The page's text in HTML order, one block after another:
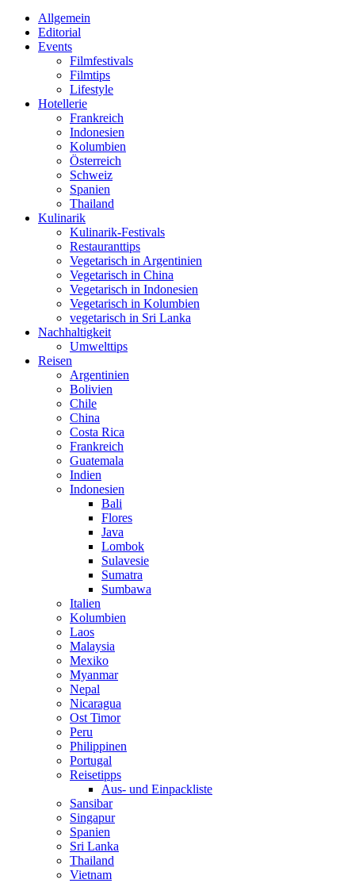
Allgemein
Editorial
Events
Filmfestivals
Filmtips
Lifestyle
Hotellerie
Frankreich
Indonesien
Kolumbien
Österreich
Schweiz
Spanien
Thailand
Kulinarik
Kulinarik-Festivals
Restauranttips
Vegetarisch in Argentinien
Vegetarisch in China
Vegetarisch in Indonesien
Vegetarisch in Kolumbien
vegetarisch in Sri Lanka
Nachhaltigkeit
Umwelttips
Reisen
Argentinien
Bolivien
Chile
China
Costa Rica
Frankreich
Guatemala
Indien
Indonesien
Bali
Flores
Java
Lombok
Sulavesie
Sumatra
Sumbawa
Italien
Kolumbien
Laos
Malaysia
Mexiko
Myanmar
Nepal
Nicaragua
Ost Timor
Peru
Philippinen
Portugal
Reisetipps
Aus- und Einpackliste
Sansibar
Singapur
Spanien
Sri Lanka
Thailand
Vietnam